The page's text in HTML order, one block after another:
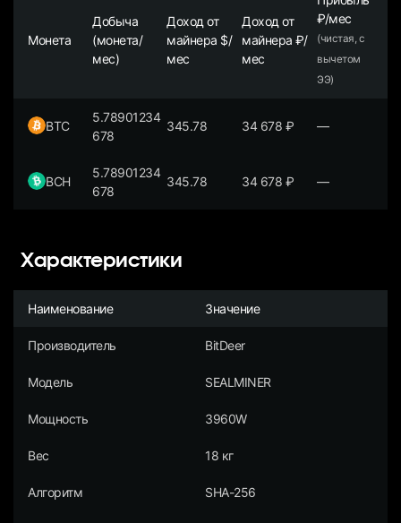
Монета
Добыча
(монета/
мес)
Доход от
майнера $/
мес
Доход от
майнера ₽/
мес
₽/мес
(чистая, с
вычетом
ЭЭ)
BTC
5.78901234
678
345.78 34 678 ₽ —
BCH
5.78901234
678
345.78 34 678 ₽ —
Характеристики
Наименование Значение
Производитель BitDeer
Модель SEALMINER
Мощность 3960W
Вес 18 кг
Алгоритм SHA-256